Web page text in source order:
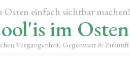
Osten einfach sichtbar machen!
im Osten
Vergangenheit, Gegenwart & Zukunft